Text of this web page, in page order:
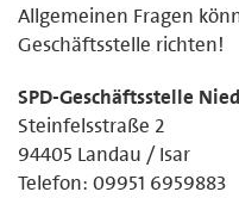
Allgemeinen Fragen
Geschäftsstelle richten!
SPD-Geschäftsstelle
Steinfelsstraße 2
94405 Landau / Isar
Telefon: 09951 6959883